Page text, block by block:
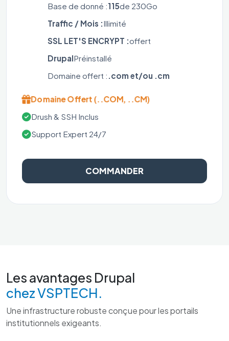
Base de donné :115de 230Go
Traffic / Mois :Illimité
SSL LET'S ENCRYPT :offert
DrupalPréinstallé
Domaine offert : .com et/ou .cm
Domaine Offert (..COM, ..CM)
Drush & SSH Inclus
Support Expert 24/7
COMMANDER
Les avantages Drupal
chez VSPTECH.
Une infrastructure robuste conçue pour les portails
institutionnels exigeants.